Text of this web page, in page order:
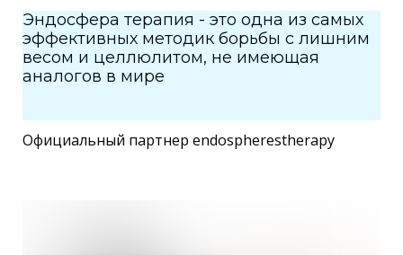
Эндосфера терапия - это одна из самых
эффективных методик борьбы с лишним
весом и целлюлитом, не имеющая
аналогов в мире
Официальный партнер endospherestherapy